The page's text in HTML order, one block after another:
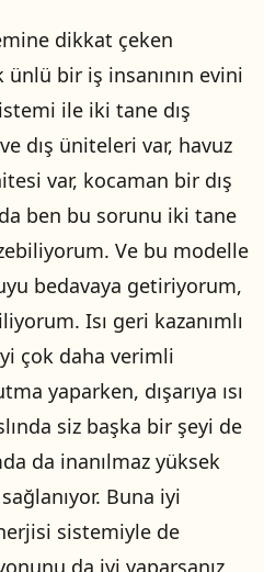
dikkat çeken
ünlü bir iş insanının evini
ile iki tane dış
dış üniteleri var, havuz
var, kocaman bir dış
ben bu sorunu iki tane
Ve bu modelle
bedavaya getiriyorum,
Isı geri kazanımlı
çok daha verimli
yaparken, dışarıya ısı
siz başka bir şeyi de
da inanılmaz yüksek
Buna iyi
sistemiyle de